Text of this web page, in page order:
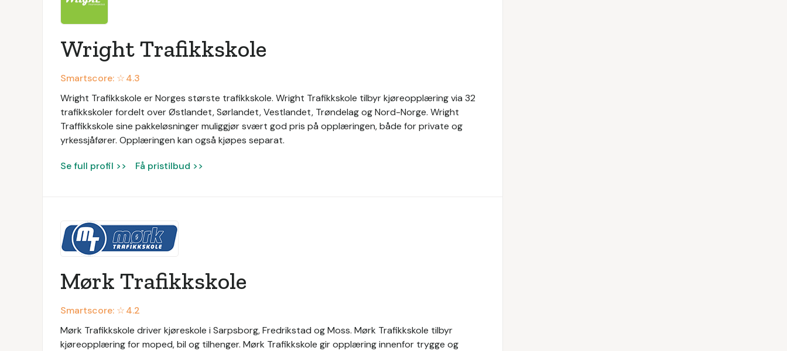
Wright Trafikkskole
Smartscore: ☆4.3
Wright Trafikkskole er Norges største trafikkskole. Wright Trafikkskole tilbyr kjøreopplæring via 32
trafikkskoler fordelt over Østlandet, Sørlandet, Vestlandet, Trøndelag og Nord-Norge. Wright
Traffikkskole sine pakkeløsninger muliggjør svært god pris på opplæringen, både for private og
yrkessjåfører. Opplæringen kan også kjøpes separat.
Se full profil >> Få pristilbud >>
Mørk Trafikkskole
Smartscore: ☆4.2
Mørk Trafikkskole driver kjøreskole i Sarpsborg, Fredrikstad og Moss. Mørk Trafikkskole tilbyr
kjøreopplæring for moped, bil og tilhenger. Mørk Trafikkskole gir opplæring innenfor trygge og